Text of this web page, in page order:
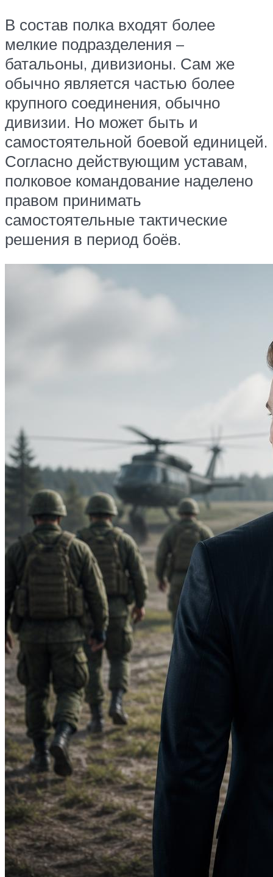
В состав полка входят более
мелкие подразделения –
батальоны, дивизионы. Сам же
обычно является частью более
крупного соединения, обычно
дивизии. Но может быть и
самостоятельной боевой единицей.
Согласно действующим уставам,
полковое командование наделено
правом принимать
самостоятельные тактические
решения в период боёв.